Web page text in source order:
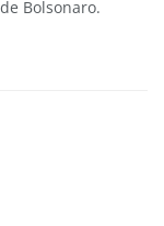
Bolsonaro.